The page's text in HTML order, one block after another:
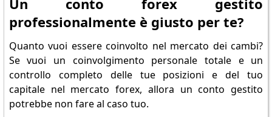
Un conto forex gestito
professionalmente è giusto per te?
Quanto vuoi essere coinvolto nel mercato dei cambi?
Se vuoi un coinvolgimento personale totale e un
controllo completo delle tue posizioni e del tuo
capitale nel mercato forex, allora un conto gestito
potrebbe non fare al caso tuo.